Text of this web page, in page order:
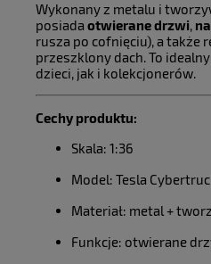
Wykonany z metalu i
posiada otwierane drzwi,
rusza po cofnięciu), a także
przeszklony dach. To
dzieci, jak i kolekcjonerów.
Cechy produktu:
Skala: 1:36
Model: Tesla
Materiał: metal +
Funkcje: otwierane